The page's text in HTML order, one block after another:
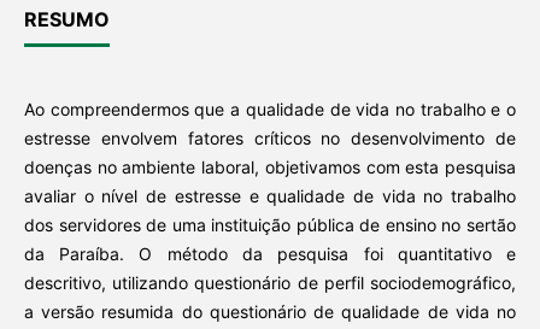
RESUMO
Ao compreendermos que a qualidade de vida no trabalho e o
estresse envolvem fatores críticos no desenvolvimento de
doenças no ambiente laboral, objetivamos com esta pesquisa
avaliar o nível de estresse e qualidade de vida no trabalho
dos servidores de uma instituição pública de ensino no sertão
da Paraíba. O método da pesquisa foi quantitativo e
descritivo, utilizando questionário de perfil sociodemográfico,
a versão resumida do questionário de qualidade de vida no